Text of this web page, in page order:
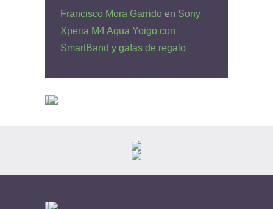
Francisco Mora Garrido en Sony
Xperia M4 Aqua Yoigo con
SmartBand y gafas de regalo